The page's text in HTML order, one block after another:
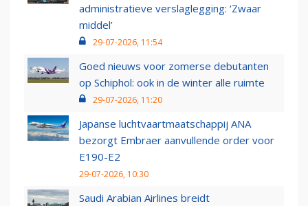
administratieve verslaglegging: ‘Zwaar
middel’
29-07-2026, 11:54
Goed nieuws voor zomerse debutanten
op Schiphol: ook in de winter alle ruimte
29-07-2026, 11:20
Japanse luchtvaartmaatschappij ANA
bezorgt Embraer aanvullende order voor
E190-E2
29-07-2026, 10:30
Saudi Arabian Airlines breidt